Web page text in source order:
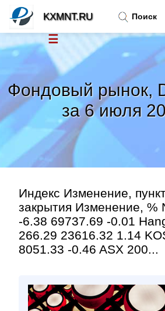
Фондовый рынок,
за 6 июля
Индекс Изменение,
закрытия Изменение, %
-6.38 69737.69 -0.01
266.29 23616.32 1.14
8051.33 -0.46 ASX 200...
Поиск
KXMNT.RU
☰
Новости
Тренды новостей »
Рубрики»
Правила»
Контакт»